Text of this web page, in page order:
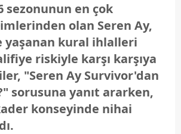
sezonunun en çok
olan Seren Ay,
yaşanan kural ihlalleri
riskiyle karşı karşıya
"Seren Ay Survivor'dan
sorusuna yanıt ararken,
konseyinde nihai